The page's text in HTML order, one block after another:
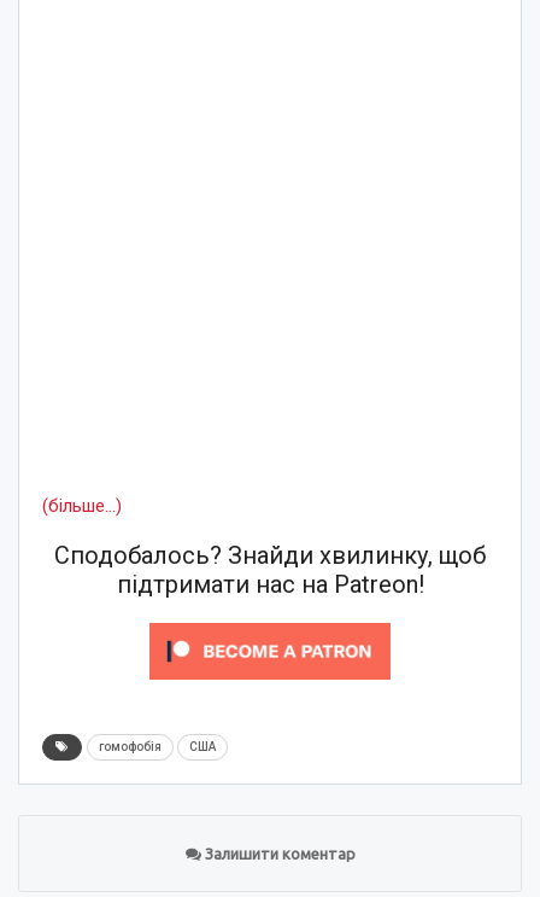
(більше…)
Сподобалось? Знайди хвилинку, щоб
підтримати нас на Patreon!
гомофобія США
Залишити коментар